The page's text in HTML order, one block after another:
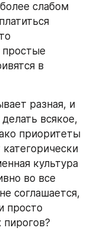
слабом
в
разная, и
всякое,
приоритеты
культура
во все
соглашается,
просто
пирогов?